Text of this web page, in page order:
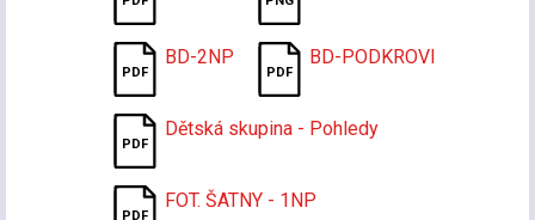
BD-2NP BD-PODKROVI
Dětská skupina - Pohledy
FOT. ŠATNY - 1NP